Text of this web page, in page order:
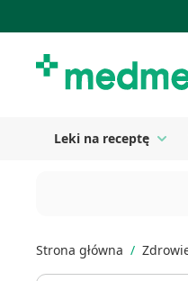
Leki na receptę
Strona główna /